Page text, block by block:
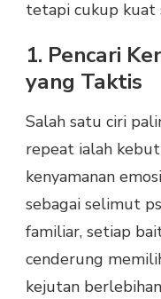
tetapi cukup kuat
1. Pencari
yang Taktis
Salah satu ciri
repeat ialah
kenyamanan
sebagai selimut
familiar, setiap
cenderung
kejutan